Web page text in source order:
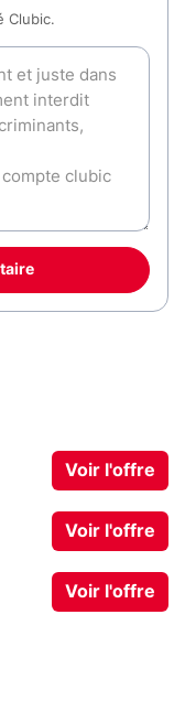
Clubic.
Voir l'offre
Voir l'offre
Voir l'offre